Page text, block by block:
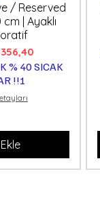
/ Reserved
cm | Ayaklı
Fiyat
% 40 SICAK
!!!